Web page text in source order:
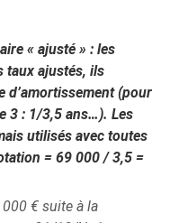
« ajusté » : les
taux ajustés, ils
d’amortissement (pour
3 : 1/3,5 ans…). Les
utilisés avec toutes
= 69 000 / 3,5 =
€ suite à la